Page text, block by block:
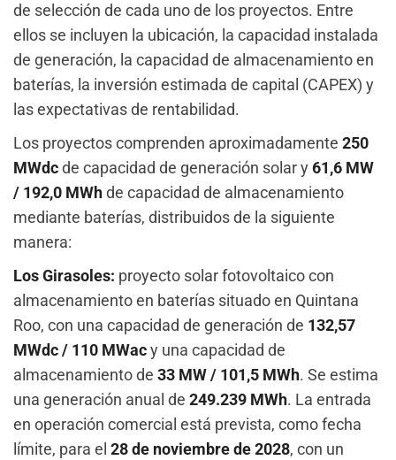
de selección de cada uno de los proyectos. Entre
ellos se incluyen la ubicación, la capacidad instalada
de generación, la capacidad de almacenamiento en
baterías, la inversión estimada de capital (CAPEX) y
las expectativas de rentabilidad.
Los proyectos comprenden aproximadamente 250
MWdcde capacidad de generación solar y61,6 MW
/ 192,0 MWhde capacidad de almacenamiento
mediante baterías, distribuidos de la siguiente
manera:
Los Girasoles: proyecto solar fotovoltaico con
almacenamiento en baterías situado en Quintana
Roo, con una capacidad de generación de 132,57
MWdc / 110 MWacy una capacidad de
almacenamiento de 33 MW / 101,5 MWh. Se estima
una generación anual de 249.239 MWh. La entrada
en operación comercial está prevista, como fecha
límite, para el 28 de noviembre de 2028, con un